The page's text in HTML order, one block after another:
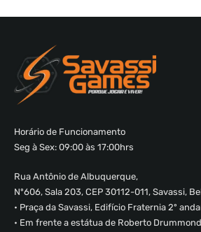
Horário de Funcionamento
Seg à Sex: 09:00 às 17:00hrs
Rua Antônio de Albuquerque,
Nº606, Sala 203, CEP 30112-011, Savassi,
• Praça da Savassi, Edifício Fraternia 2º
• Em frente a estátua de Roberto Drummond